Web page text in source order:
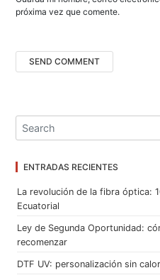
próxima vez que comente.
ENTRADAS RECIENTES
La revolución de la fibra óptica:
Ecuatorial
Ley de Segunda Oportunidad:
recomenzar
DTF UV: personalización sin